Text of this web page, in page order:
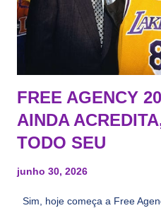
FREE AGENCY
AINDA
TODO SEU
junho 30, 2026
Sim, hoje começa a Free